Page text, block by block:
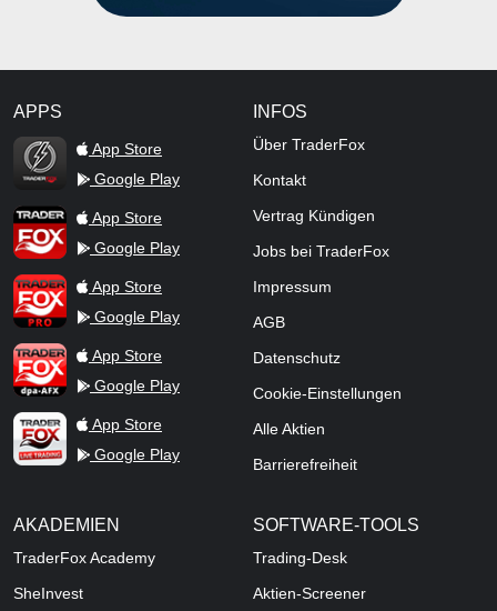
APPS
TraderFox Flash
App Store
Google Play
TraderFox AppApp Store
Google Play
TraderFox ProApp Store
Google Play
TraderFox dpa-AFX ProFeed
App Store
Google Play
TraderFox Live Trading
App Store
Google Play
INFOS
Über TraderFox
Kontakt
Vertrag Kündigen
Jobs bei TraderFox
Impressum
AGB
Datenschutz
Cookie-Einstellungen
Alle Aktien
Barrierefreiheit
AKADEMIEN
TraderFox Academy
SheInvest
SOFTWARE-TOOLS
Trading-Desk
Aktien-Screener